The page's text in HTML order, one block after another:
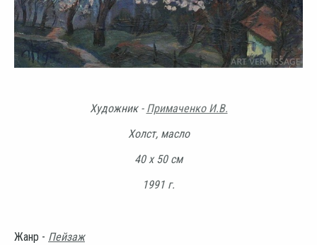
Художник - Примаченко И.В.
Холст, масло
40 х 50 см
1991 г.
Жанр - Пейзаж